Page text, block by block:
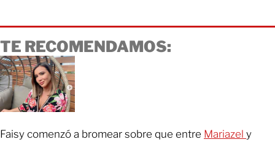
TE RECOMENDAMOS:
Faisy comenzó a bromear sobre que entre Mariazel y